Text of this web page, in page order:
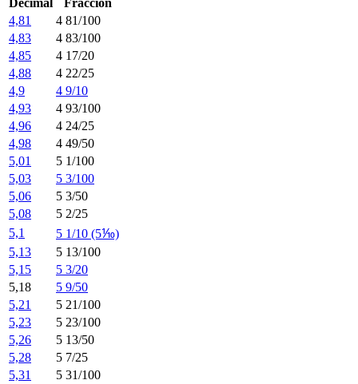
4,81
4 81/100
4,83
4 83/100
4,85
4 17/20
4,88
4 22/25
4,9
4 9/10
4,93
4 93/100
4,96
4 24/25
4,98
4 49/50
5,01
5 1/100
5,03
5 3/100
5,06
5 3/50
5,08
5 2/25
5,1
5 1/10 (5⅒)
5,13
5 13/100
5,15
5 3/20
5,18
5 9/50
5,21
5 21/100
5,23
5 23/100
5,26
5 13/50
5,28
5 7/25
5,31
5 31/100